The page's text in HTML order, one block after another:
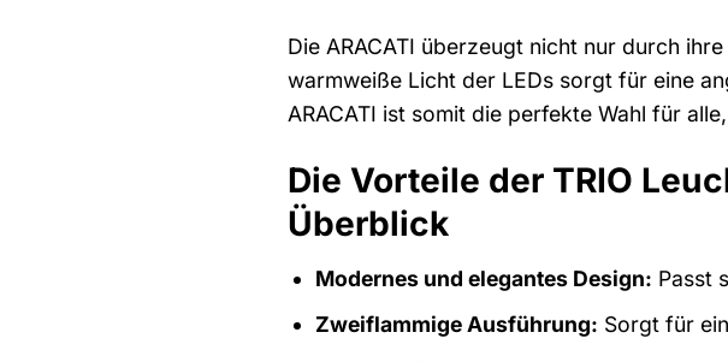
Die ARACATI überzeugt nicht nur durch
warmweiße Licht der LEDs sorgt für eine
ARACATI ist somit die perfekte Wahl für
Die Vorteile der TRIO
Überblick
Modernes und elegantes Design: Passt
Zweiflammige Ausführung: Sorgt für